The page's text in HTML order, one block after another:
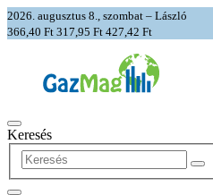
2026. augusztus 8., szombat – László
366,40 Ft 317,95 Ft 427,42 Ft
Keresés